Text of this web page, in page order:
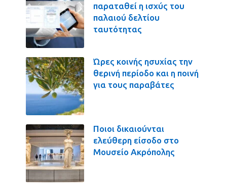
παραταθεί η ισχύς του
παλαιού δελτίου
ταυτότητας
Ώρες κοινής ησυχίας την
θερινή περίοδο και η ποινή
για τους παραβάτες
Ποιοι δικαιούνται
ελεύθερη είσοδο στο
Μουσείο Ακρόπολης